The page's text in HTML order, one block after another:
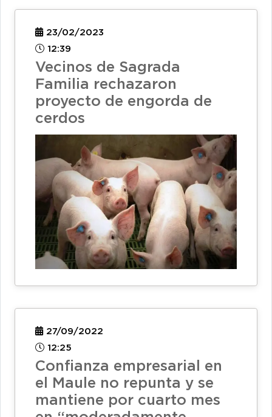
23/02/2023
12:39
Vecinos de Sagrada
Familia rechazaron
proyecto de engorda de
cerdos
27/09/2022
12:25
Confianza empresarial en
el Maule no repunta y se
mantiene por cuarto mes